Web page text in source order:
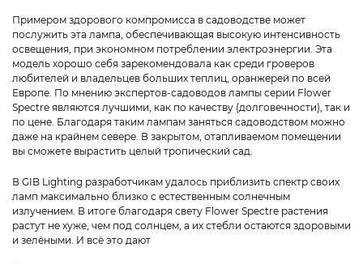
Примером здорового компромисса в садоводстве может
послужить эта лампа, обеспечивающая высокую интенсивность
освещения, при экономном потреблении электроэнергии. Эта
модель хорошо себя зарекомендовала как среди гроверов
любителей и владельцев больших теплиц, оранжерей по всей
Европе. По мнению экспертов-садоводов лампы серии Flower
Spectre являются лучшими, как по качеству (долговечности), так и
по цене. Благодаря таким лампам заняться садоводством можно
даже на крайнем севере. В закрытом, отапливаемом помещении
вы сможете вырастить целый тропический сад.
В GIB Lighting разработчикам удалось приблизить спектр своих
ламп максимально близко с естественным солнечным
излучением. В итоге благодаря свету Flower Spectre растения
растут не хуже, чем под солнцем, а их стебли остаются здоровыми
и зелёными. И всё это дают